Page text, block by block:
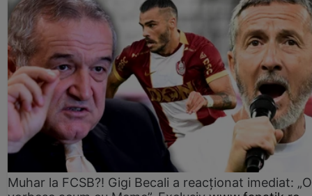
Muhar la FCSB?! Gigi Becali a reacționat imediat: